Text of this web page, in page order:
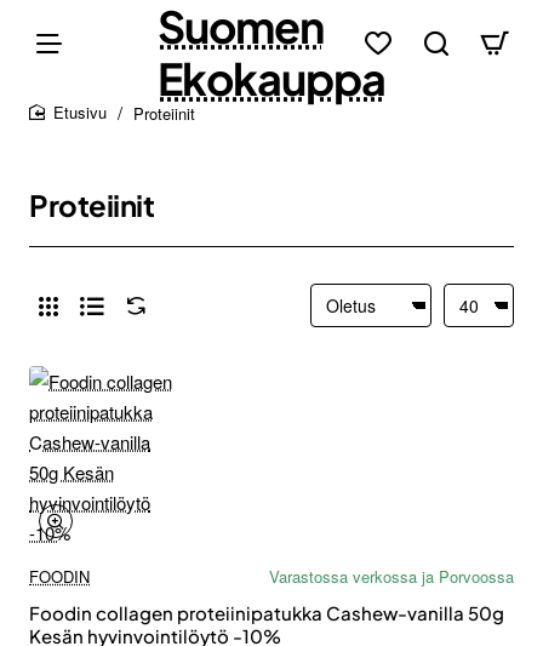
Suomen
Ekokauppa
Proteiinit
Proteiinit
FOODIN
Varastossa verkossa ja Porvoossa
Foodin collagen proteiinipatukka Cashew-vanilla 50g
Kesän hyvinvointilöytö -10%